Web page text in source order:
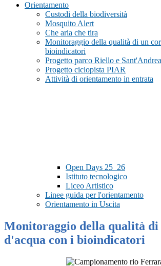
Orientamento
Custodi della biodiversità
Mosquito Alert
Che aria che tira
Monitoraggio della qualità di un
bioindicatori
Progetto parco Riello e Sant'Andrea
Progetto ciclopista PIAR
Attività di orientamento in entrata
Open Days 25_26
Istituto tecnologico
Liceo Artistico
Linee guida per l'orientamento
Orientamento in Uscita
Monitoraggio della qualità di
d'acqua con i bioindicatori